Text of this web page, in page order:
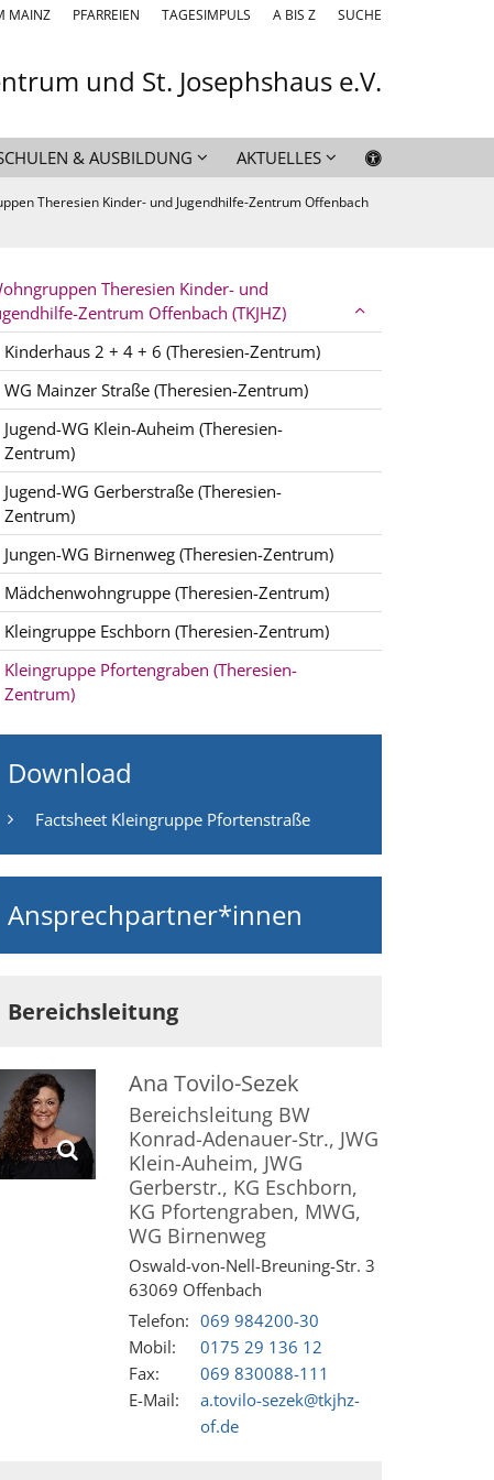
MAINZ PFARREIEN TAGESIMPULS A BIS Z SUCHE
und St. Josephshaus e.V.
& AUSBILDUNG AKTUELLES
Theresien Kinder- und Jugendhilfe-Zentrum Offenbach
Theresien Kinder- und
Zentrum Offenbach (TKJHZ)
Kinderhaus 2 + 4 + 6 (Theresien-Zentrum)
WG Mainzer Straße (Theresien-Zentrum)
Jugend-WG Klein-Auheim (Theresien-
Zentrum)
Jugend-WG Gerberstraße (Theresien-
Zentrum)
Jungen-WG Birnenweg (Theresien-Zentrum)
Mädchenwohngruppe (Theresien-Zentrum)
Kleingruppe Eschborn (Theresien-Zentrum)
Kleingruppe Pfortengraben (Theresien-
Zentrum)
Download
Factsheet Kleingruppe Pfortenstraße
Ansprechpartner*innen
Bereichsleitung
Ana Tovilo-Sezek
Bereichsleitung BW
Konrad-Adenauer-Str., JWG
Klein-Auheim, JWG
Gerberstr., KG Eschborn,
KG Pfortengraben, MWG,
WG Birnenweg
Oswald-von-Nell-Breuning-Str. 3
63069 Offenbach
Telefon: 069 984200-30
Mobil:
0175 29 136 12
Fax:
069 830088-111
E-Mail:
a.tovilo-sezek@tkjhz-
of.de